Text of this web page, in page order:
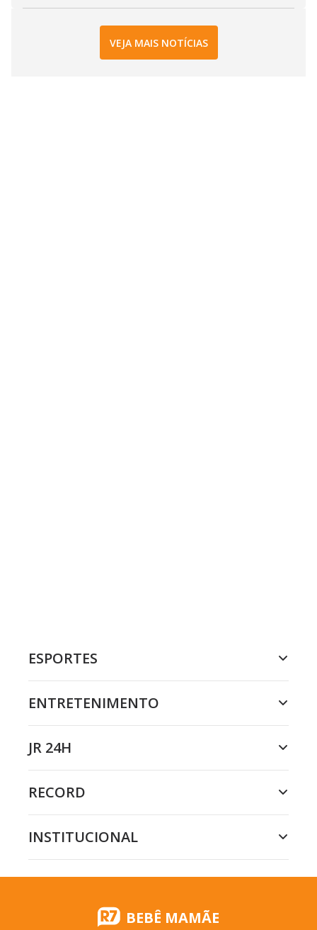
VEJA MAIS NOTÍCIAS
ESPORTES
ENTRETENIMENTO
JR 24H
RECORD
INSTITUCIONAL
BEBÊ MAMÃE